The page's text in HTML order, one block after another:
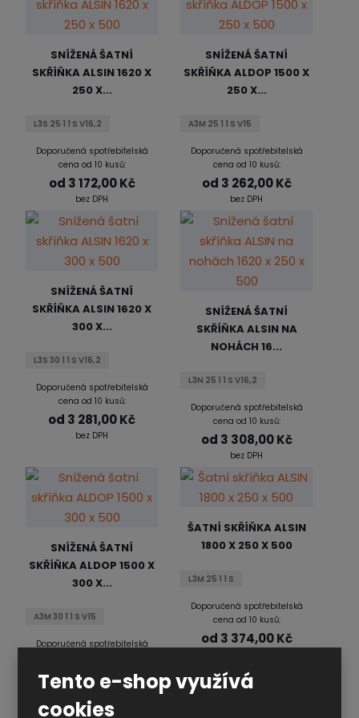
Tento e-shop využívá
cookies
SNÍŽENÁ ŠATNÍ
SKŘÍŇKA ALSIN 1620 X
250 X...
L3S 25 1 1 S V16,2
Doporučená spotřebitelská
cena od 10 kusů:
od 3 172,00 Kč
bez DPH
SNÍŽENÁ ŠATNÍ
SKŘÍŇKA ALDOP 1500 X
250 X...
A3M 25 1 1 S V15
Doporučená spotřebitelská
cena od 10 kusů:
od 3 262,00 Kč
bez DPH
SNÍŽENÁ ŠATNÍ
SKŘÍŇKA ALSIN 1620 X
300 X...
L3S 30 1 1 S V16,2
Doporučená spotřebitelská
cena od 10 kusů:
od 3 281,00 Kč
bez DPH
SNÍŽENÁ ŠATNÍ
SKŘÍŇKA ALSIN NA
NOHÁCH 16...
L3N 25 1 1 S V16,2
Doporučená spotřebitelská
cena od 10 kusů:
od 3 308,00 Kč
bez DPH
SNÍŽENÁ ŠATNÍ
SKŘÍŇKA ALDOP 1500 X
300 X...
A3M 30 1 1 S V15
Doporučená spotřebitelská
od3 360,00 Kč
bez DPH
ŠATNÍ SKŘÍŇKA ALSIN
1800 X 250 X 500
L3M 25 1 1 S
Doporučená spotřebitelská
cena od 10 kusů:
od 3 374,00 Kč